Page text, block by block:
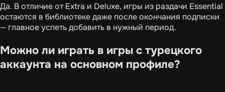
Да. В отличие от Extra и Deluxe, игры из раздачи Essential
остаются в библиотеке даже после окончания подписки
— главное успеть добавить в нужный период.
Можно ли играть в игры с турецкого
аккаунта на основном профиле?